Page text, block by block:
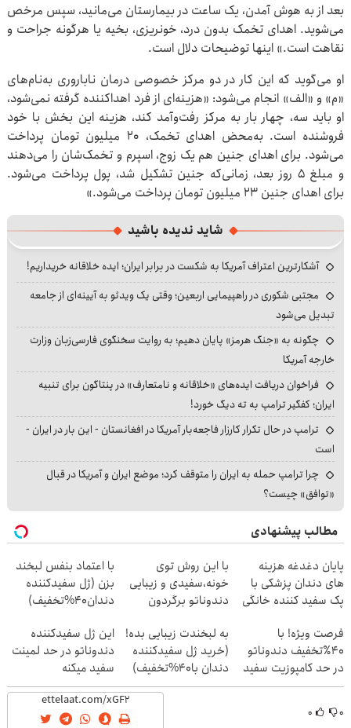
بعد از به‌ هوش آمدن، یک ساعت در بیمارستان می‌مانید، سپس مرخص
می‌شوید. اهدای تخمک بدون درد، خونریزی، بخیه یا هرگونه جراحت و
نقاهت است.» اینها توضیحات دلال است.
او می‌گوید که این کار در دو مرکز خصوصی درمان ناباروری به‌نام‌های
«م» و «الف» انجام می‌شود: «هزینه‌ای از فرد اهداکننده گرفته نمی‌شود،
او باید سه، چهار بار به مرکز رفت‌وآمد کند، هزینه این بخش با خود
فروشنده است. به‌محض اهدای تخمک، ۲۰ میلیون تومان پرداخت
می‌شود. برای اهدای جنین هم یک زوج، اسپرم و تخمک‌شان را می‌دهند
و مبلغ ۵ روز بعد، زمانی‌که جنین تشکیل شد، پول پرداخت می‌شود.
برای اهدای جنین ۲۳ میلیون تومان پرداخت می‌شود.»
شاید ندیده باشید
آشکارترین اعتراف آمریکا به شکست در برابر ایران؛ ایده خلاقانه خریداریم!
مجتبی شکوری در راهپیمایی اربعین؛ وقتی یک ویدئو به آیینه‌ای از جامعه
تبدیل می‌شود
چگونه به «جنگ هرمز» پایان دهیم؛ به روایت سخنگوی فارسی‌زبان وزارت
خارجه آمریکا
فراخوان دریافت ایده‌های «خلاقانه و نامتعارف» در پنتاگون برای تنبیه
ایران؛ کفگیر ترامپ به ته دیگ خورد!
ترامپ در حال تکرار کارزار فاجعه‌بار آمریکا در افغانستان - این بار در ایران -
است
چرا ترامپ حمله به ایران را متوقف کرد؛ موضع ایران و آمریکا در قبال
«توافق» چیست؟
مطالب پیشنهادی
پایان دغدغه هزینه
های دندان پزشکی با
پک سفید کننده خانگی
با این روش توی
خونه،سفیدی و زیبایی
دندوناتو برگردون
با اعتماد بنفس لبخند
بزن (ژل سفیدکننده
دندان40%تخفیف)
فرصت ویژه! با
40٪تخفیف دندوناتو
در حد کامپوزیت سفید
کن
به لبخندت زیبایی بده!
(خرید ژل سفیدکننده
دندان با40%تخفیف)
این ژل سفیدکننده
دندوناتو در حد لمینت
سفید میکنه
(40%تخفیف)
۰ ۰